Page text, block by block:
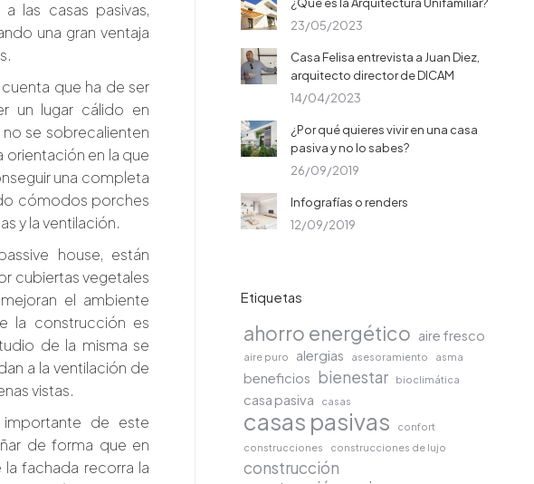
las casas pasivas,
una gran ventaja
que ha de ser
un lugar cálido en
no se sobrecalienten
orientación en la que
una completa
cómodos porches
y la ventilación.
house, están
cubiertas vegetales
el ambiente
la construcción es
de la misma se
a la ventilación de
vistas.
de este
de forma que en
fachada recorra la
23/05/2023
Casa Felisa entrevista a Juan Diez,
arquitecto director de DICAM
14/04/2023
¿Por qué quieres vivir en una casa
pasiva y no lo sabes?
26/09/2019
Infografías o renders
12/09/2019
Etiquetas
ahorro energético aire fresco
aire puro alergias asesoramiento asma
beneficios bienestar bioclimática
casa pasiva casas
casas pasivas
confort
construcciones
construcciones de lujo
construcción